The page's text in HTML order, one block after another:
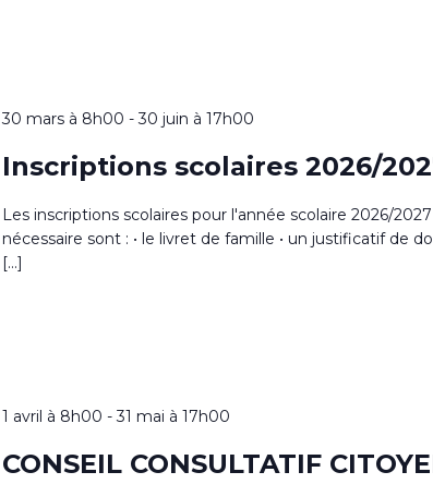
30 mars à 8h00 -30 juin à 17h00
Inscriptions scolaires 2026/
Les inscriptions scolaires pour l'année scolaire 2026/
nécessaire sont : • le livret de famille • un justificatif de
[…]
1 avril à 8h00 -31 mai à 17h00
CONSEIL CONSULTATIF